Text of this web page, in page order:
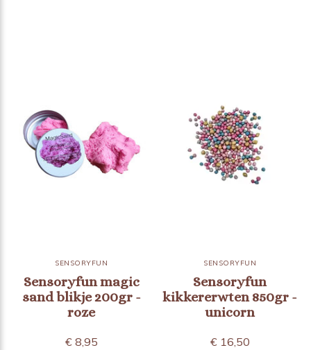
SENSORYFUN
Sensoryfun magic
sand blikje 200gr -
roze
€ 8,95
SENSORYFUN
Sensoryfun
kikkererwten 850gr -
unicorn
€ 16,50